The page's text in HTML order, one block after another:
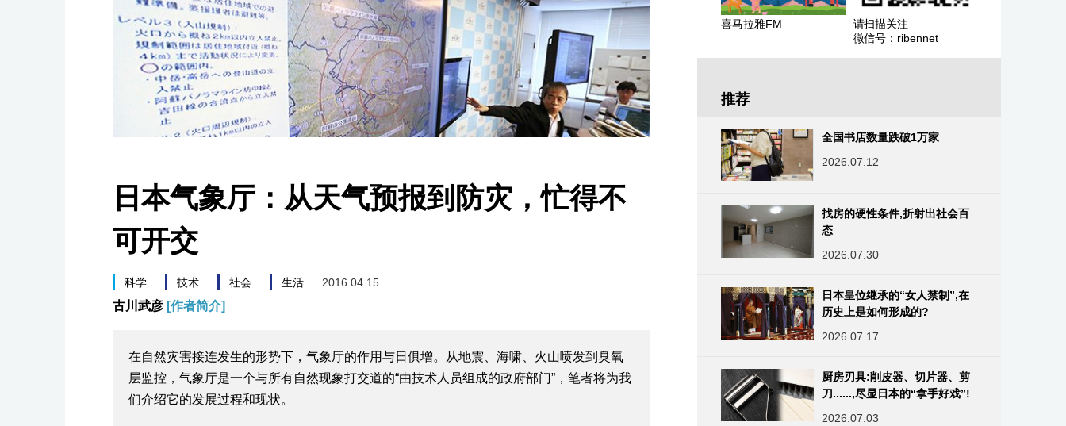
人物访谈
东京
编辑部通知
Español
Русский
日本气象厅：从天气预报到防灾，忙得不
可开交
科学 技术 社会 生活 2016.04.15
古川武彦 [作者简介]
在自然灾害接连发生的形势下，气象厅的作用与日俱增。从地震、海啸、火山喷发到臭氧
层监控，气象厅是一个与所有自然现象打交道的“由技术人员组成的政府部门”，笔者将为我
们介绍它的发展过程和现状。
喜马拉雅FM
请扫描关注
微信号：ribennet
推荐
全国书店数量跌破1万家
2026.07.12
找房的硬性条件,折射出社会百
态
2026.07.30
日本皇位继承的“女人禁制”,在
历史上是如何形成的?
2026.07.17
厨房刃具:削皮器、切片器、剪
刀......,尽显日本的“拿手好戏”!
2026.07.03